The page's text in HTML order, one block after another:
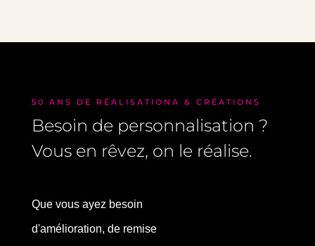
50 ANS DE RÉALISATIONA & CRÉATIONS
Besoin de personnalisation ?
Vous en rêvez, on le réalise.
Que vous ayez besoin
d'amélioration, de remise